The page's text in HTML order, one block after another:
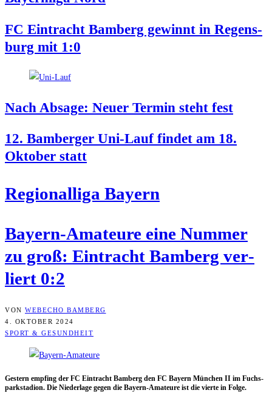
FC Ein­tracht Bam­berg gewinnt in Regens­
burg mit 1:0
Nach Absa­ge: Neu­er Ter­min steht fest
12. Bam­ber­ger Uni-Lauf fin­det am 18.
Okto­ber statt
Regio­nal­li­ga Bayern
Bay­ern-Ama­teu­re eine Num­mer
zu groß: Ein­tracht Bam­berg ver­
liert 0:2
VON WEBECHO BAMBERG
4. OKTOBER 2024
SPORT & GESUNDHEIT
Ges­tern emp­fing der FC Ein­tracht Bam­berg den FC Bay­ern Mün­chen II im Fuch­s­
park­sta­di­on. Die Nie­der­la­ge gegen die Bay­ern-Ama­teu­re ist die vier­te in Folge.